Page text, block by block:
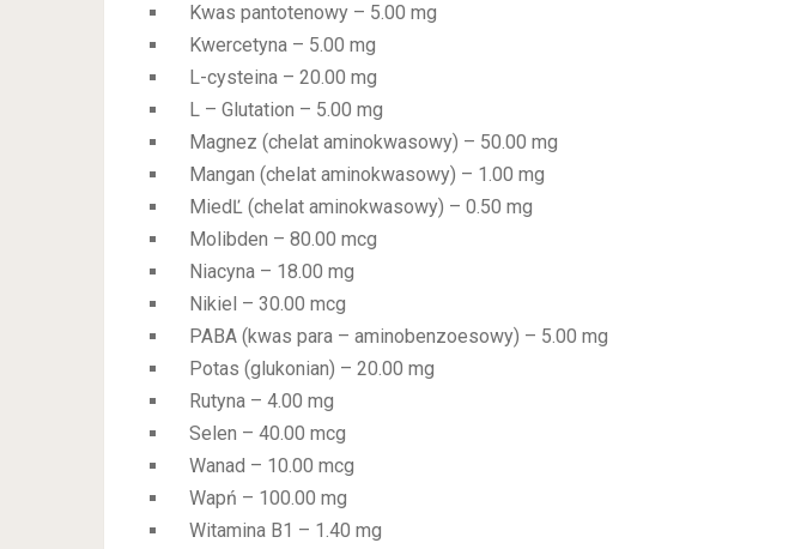
Kwas pantotenowy – 5.00 mg
Kwercetyna – 5.00 mg
L-cysteina – 20.00 mg
L – Glutation – 5.00 mg
Magnez (chelat aminokwasowy) – 50.00 mg
Mangan (chelat aminokwasowy) – 1.00 mg
MiedĽ (chelat aminokwasowy) – 0.50 mg
Molibden – 80.00 mcg
Niacyna – 18.00 mg
Nikiel – 30.00 mcg
PABA (kwas para – aminobenzoesowy) – 5.00 mg
Potas (glukonian) – 20.00 mg
Rutyna – 4.00 mg
Selen – 40.00 mcg
Wanad – 10.00 mcg
Wapń – 100.00 mg
Witamina B1 – 1.40 mg